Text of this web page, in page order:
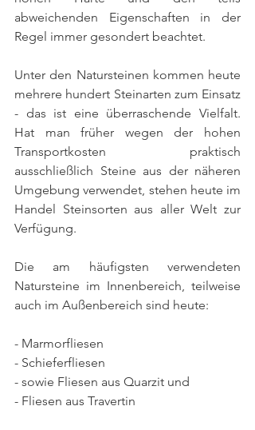
abweichenden Eigenschaften in der
Regel immer gesondert beachtet.
Unter den Natursteinen kommen heute
mehrere hundert Steinarten zum Einsatz
- das ist eine überraschende Vielfalt.
Hat man früher wegen der hohen
Transportkosten praktisch
ausschließlich Steine aus der näheren
Umgebung verwendet, stehen heute im
Handel Steinsorten aus aller Welt zur
Verfügung.
Die am häufigsten verwendeten
Natursteine im Innenbereich, teilweise
auch im Außenbereich sind heute:
- Marmorfliesen
- Schieferfliesen
- sowie Fliesen aus Quarzit und
- Fliesen aus Travertin